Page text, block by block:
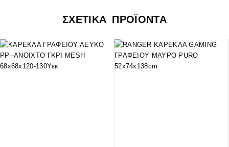
ΣΧΕΤΙΚΑ ΠΡΟΪΟΝΤΑ